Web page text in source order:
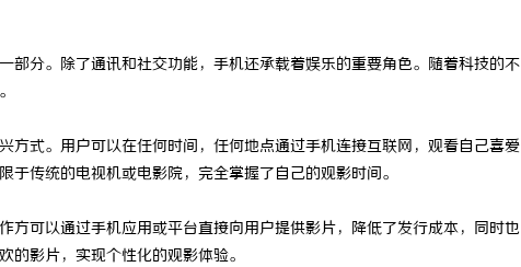
部分。除了通讯和社交功能，手机还承载着娱乐的重要角色。随着科技的不
方式。用户可以在任何时间，任何地点通过手机连接互联网，观看自己喜爱
传统的电视机或电影院，完全掌握了自己的观影时间。
方可以通过手机应用或平台直接向用户提供影片，降低了发行成本，同时也
的影片，实现个性化的观影体验。